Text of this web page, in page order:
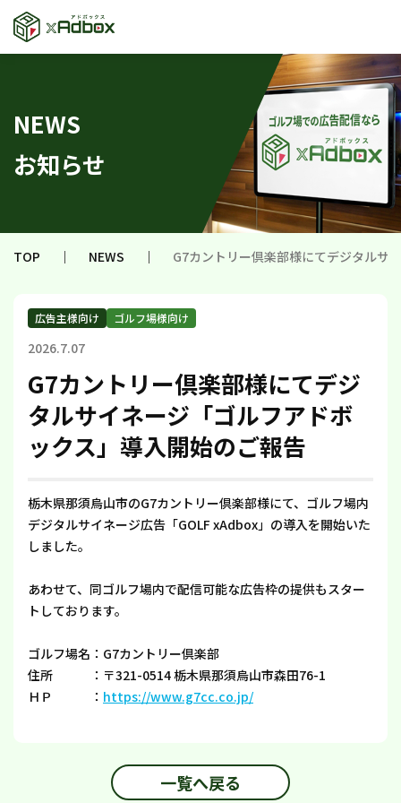
NEWS
お知らせ
TOP ｜ NEWS ｜ G7カントリー倶楽部様にてデジタルサ
広告主様向け ゴルフ場様向け
2026.7.07
G7カントリー倶楽部様にてデジ
タルサイネージ「ゴルフアドボ
ックス」導入開始のご報告
栃木県那須烏山市のG7カントリー倶楽部様にて、ゴルフ場内
デジタルサイネージ広告「GOLF xAdbox」の導入を開始いた
しました。
あわせて、同ゴルフ場内で配信可能な広告枠の提供もスター
トしております。
ゴルフ場名：G7カントリー倶楽部
住所 ：〒321-0514 栃木県那須烏山市森田76-1
ＨＰ ： https://www.g7cc.co.jp/
一覧へ戻る